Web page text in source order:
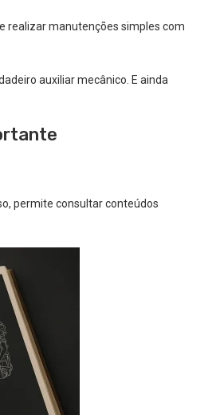
realizar manutenções simples com
auxiliar mecânico. E ainda
permite consultar conteúdos